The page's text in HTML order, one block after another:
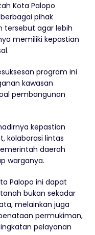
Kota Palopo
pihak
tersebut agar lebih
memiliki kepastian
program ini
kawasan
pembangunan
kepastian
kolaborasi lintas
daerah
warganya.
Palopo ini dapat
bukan sekadar
melainkan juga
permukiman,
pelayanan